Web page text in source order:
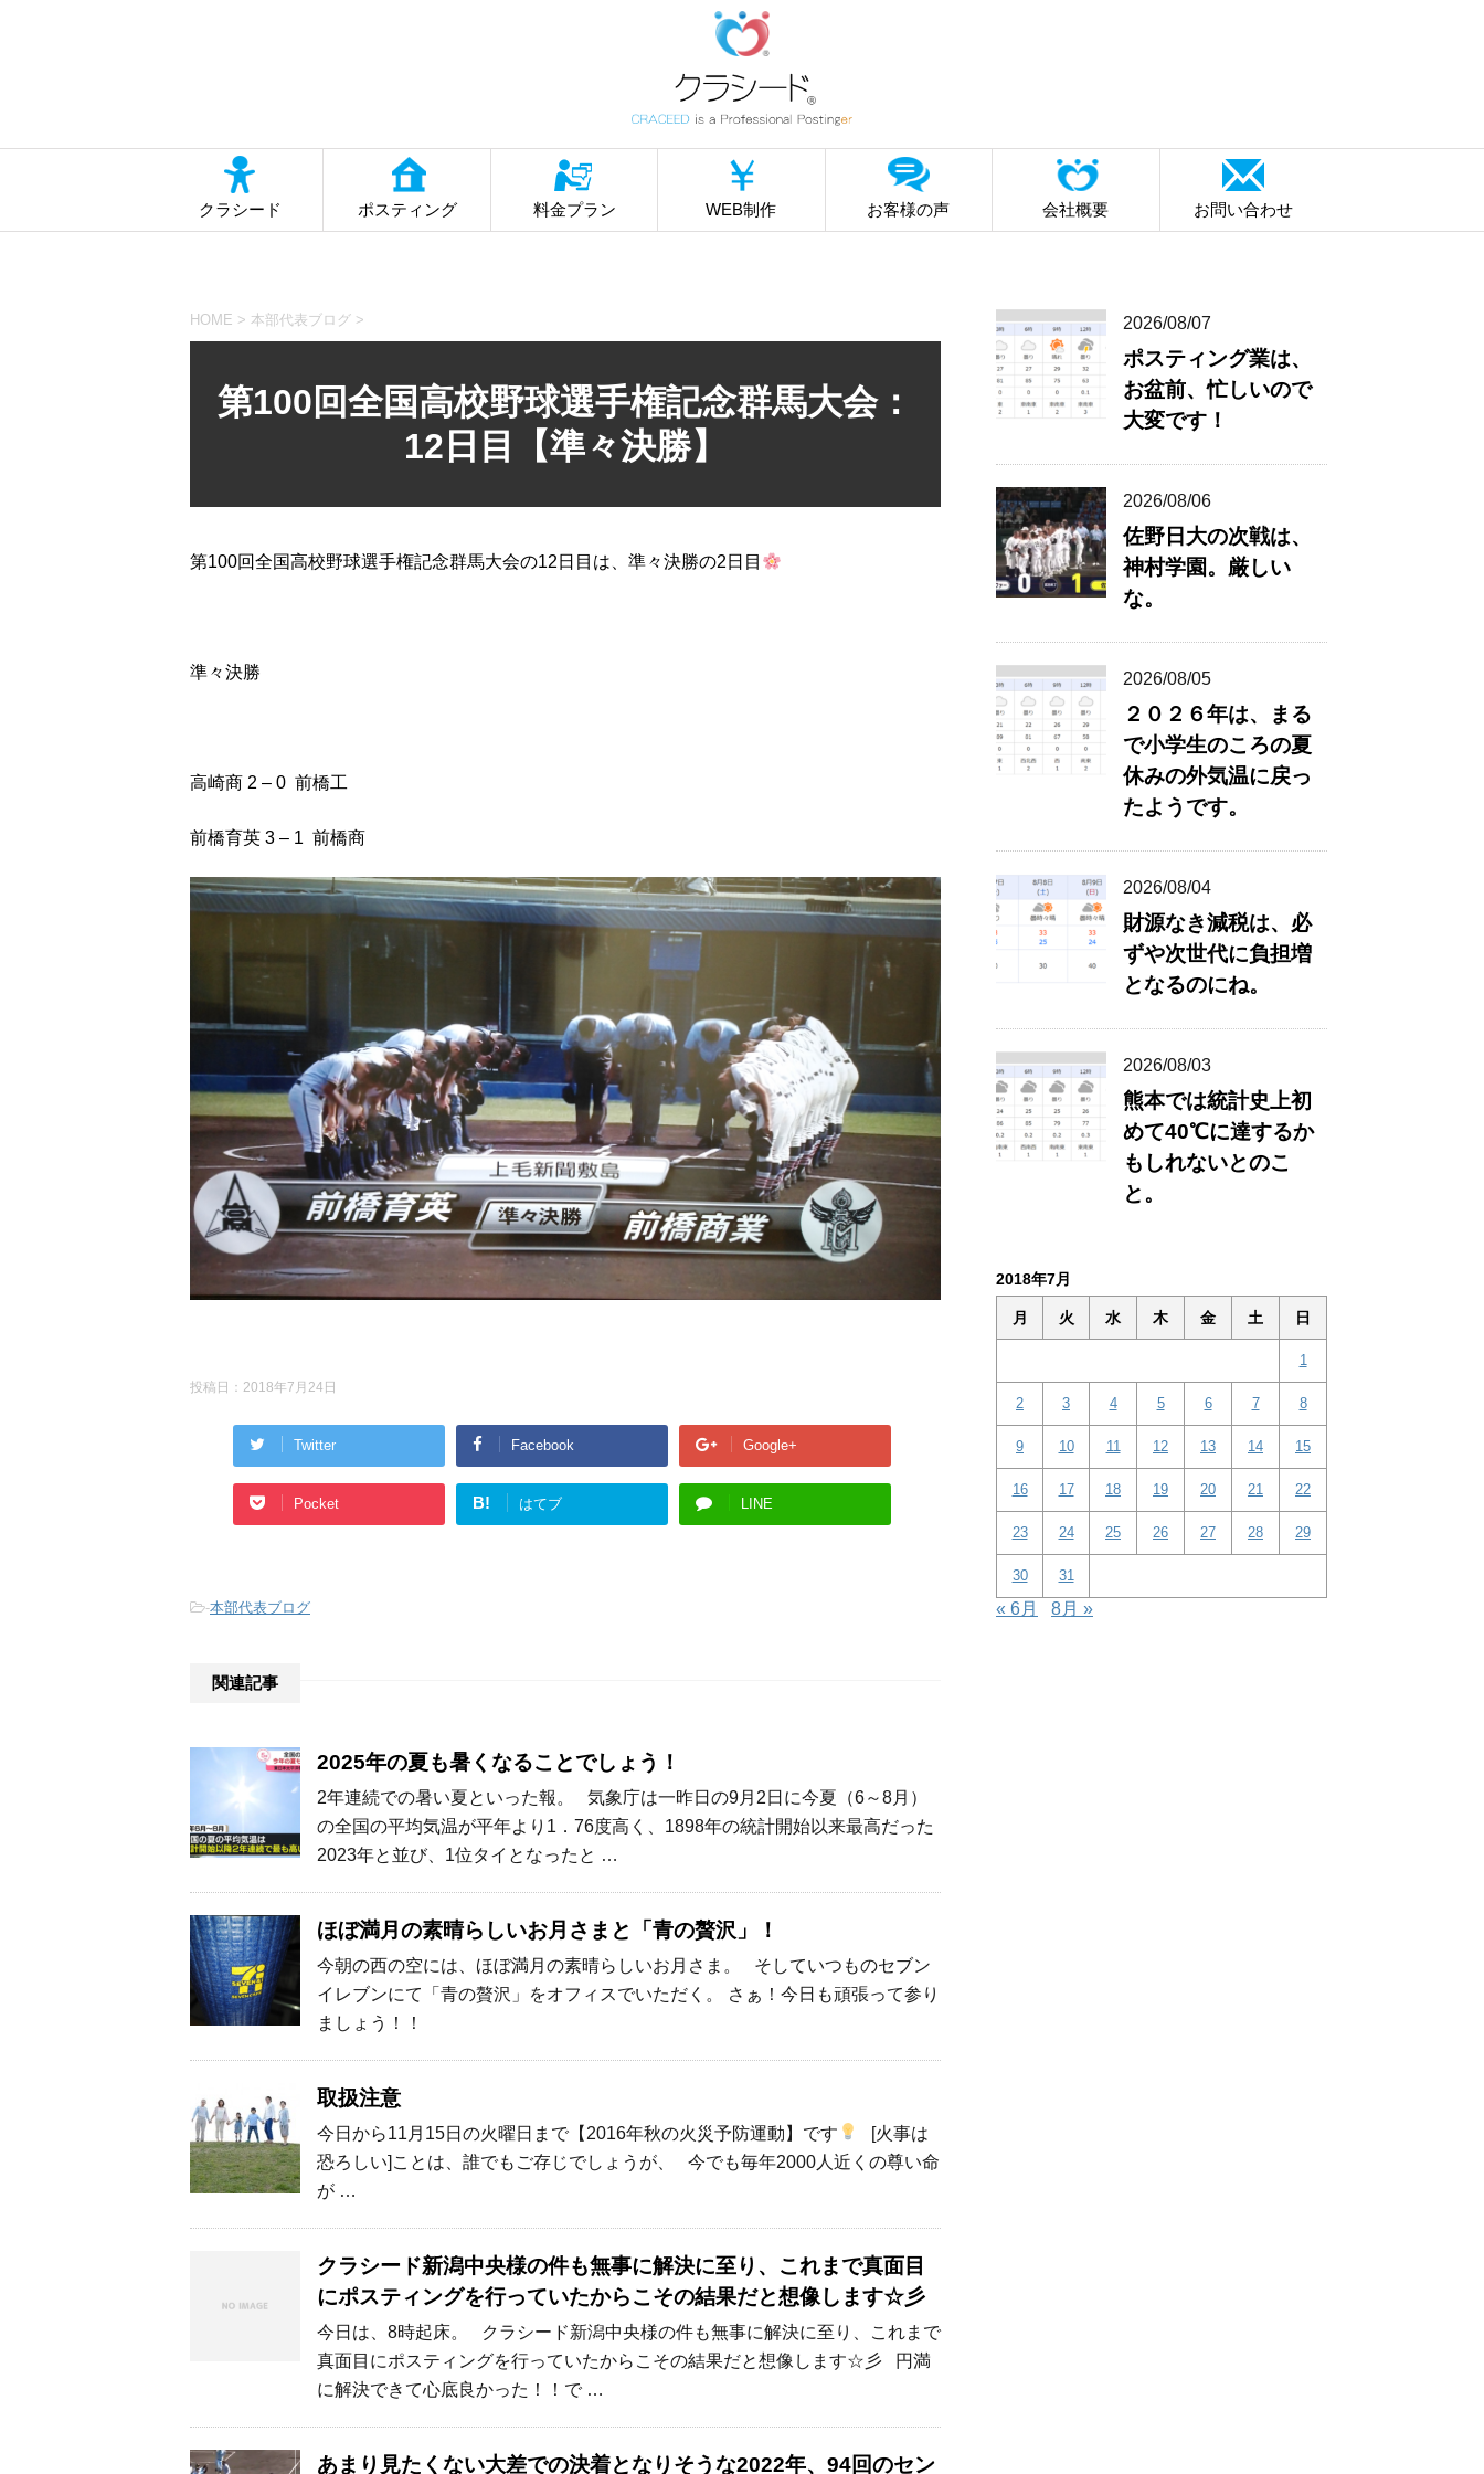
クラシード ポスティング 料金プラン WEB制作 お客様の声 会社概要 お問い合わせ
HOME > 本部代表ブログ >
第100回全国高校野球選手権記念群馬大会：
12日目【準々決勝】
第100回全国高校野球選手権記念群馬大会の12日目は、準々決勝の2日目
準々決勝
高崎商 2 – 0 前橋工
前橋育英 3 – 1 前橋商
投稿日： 2018年7月24日
Twitter Facebook Google+
Pocket B! はてブ LINE
-本部代表ブログ
関連記事
2025年の夏も暑くなることでしょう！
2年連続での暑い夏といった報。 気象庁は一昨日の9月2日に今夏（6～8月）
の全国の平均気温が平年より1．76度高く、1898年の統計開始以来最高だった
2023年と並び、1位タイとなったと …
ほぼ満月の素晴らしいお月さまと「青の贅沢」！
今朝の西の空には、ほぼ満月の素晴らしいお月さま。 そしていつものセブン
イレブンにて「青の贅沢」をオフィスでいただく。 さぁ！今日も頑張って参り
ましょう！！
取扱注意
今日から11月15日の火曜日まで【2016年秋の火災予防運動】です
[火事は
恐ろしい]ことは、誰でもご存じでしょうが、 今でも毎年2000人近くの尊い命
が …
クラシード新潟中央様の件も無事に解決に至り、これまで真面目
にポスティングを行っていたからこその結果だと想像します☆彡
今日は、8時起床。 クラシード新潟中央様の件も無事に解決に至り、これまで
真面目にポスティングを行っていたからこその結果だと想像します☆彡 円満
に解決できて心底良かった！！で …
あまり見たくない大差での決着となりそうな2022年、94回のセン
2026/08/07
ポスティング業は、
お盆前、忙しいので
大変です！
2026/08/06
佐野日大の次戦は、
神村学園。厳しい
な。
2026/08/05
２０２６年は、まる
で小学生のころの夏
休みの外気温に戻っ
たようです。
2026/08/04
財源なき減税は、必
ずや次世代に負担増
となるのにね。
2026/08/03
熊本では統計史上初
めて40℃に達するか
もしれないとのこ
と。
2018年7月
月 火 水 木 金 土 日
1
2 3 4 5 6 7 8
9 10 11 12 13 14 15
16 17 18 19 20 21 22
23 24 25 26 27 28 29
30 31
« 6月 8月 »